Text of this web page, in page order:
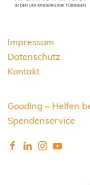
Impressum
Datenschutz
Kontakt
Gooding – Helfen
Spendenservice